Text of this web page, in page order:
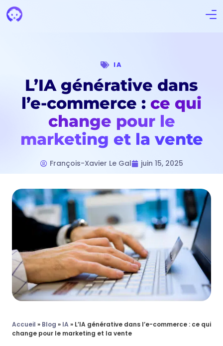
IA
L’IA générative dans
l’e-commerce : ce qui
change pour le
marketing et la vente
François-Xavier Le Gal juin 15, 2025
Accueil » Blog » IA » L’IA générative dans l’e-commerce : ce qui
change pour le marketing et la vente